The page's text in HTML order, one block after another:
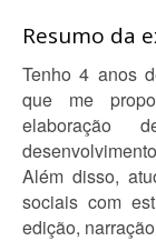
Resumo da
Tenho 4 anos
que me
elaboração
Além disso,
sociais com
edição,